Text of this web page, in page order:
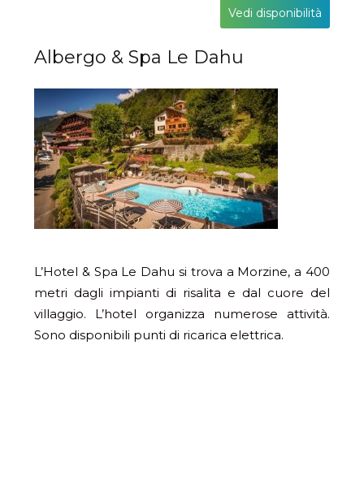
Vedi disponibilità
Albergo & Spa Le Dahu
L’Hotel & Spa Le Dahu si trova a Morzine, a 400
metri dagli impianti di risalita e dal cuore del
villaggio. L’hotel organizza numerose attività.
Sono disponibili punti di ricarica elettrica.